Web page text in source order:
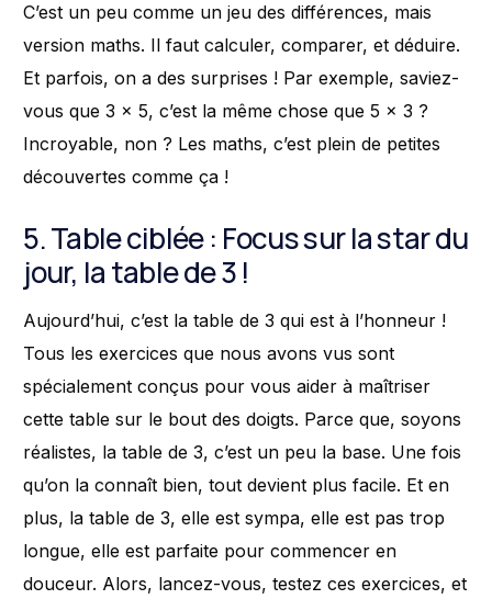
C’est un peu comme un jeu des différences, mais
version maths. Il faut calculer, comparer, et déduire.
Et parfois, on a des surprises ! Par exemple, saviez-
vous que 3 x 5, c’est la même chose que 5 x 3 ?
Incroyable, non ? Les maths, c’est plein de petites
découvertes comme ça !
5. Table ciblée : Focus sur la star du
jour, la table de 3 !
Aujourd’hui, c’est la table de 3 qui est à l’honneur !
Tous les exercices que nous avons vus sont
spécialement conçus pour vous aider à maîtriser
cette table sur le bout des doigts. Parce que, soyons
réalistes, la table de 3, c’est un peu la base. Une fois
qu’on la connaît bien, tout devient plus facile. Et en
plus, la table de 3, elle est sympa, elle est pas trop
longue, elle est parfaite pour commencer en
douceur. Alors, lancez-vous, testez ces exercices, et